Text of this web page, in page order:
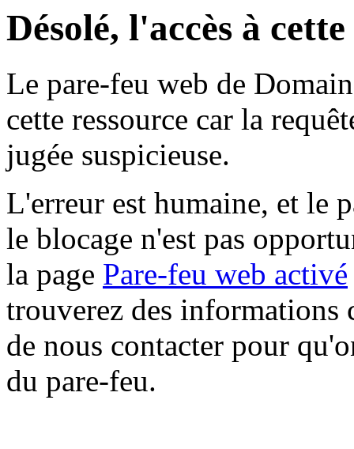
Désolé, l'accès à
Le pare-feu web de
cette ressource car la
jugée suspicieuse.
L'erreur est humaine, et le
le blocage n'est pas
la page Pare-feu web activé
trouverez des informations
de nous contacter pour
du pare-feu.